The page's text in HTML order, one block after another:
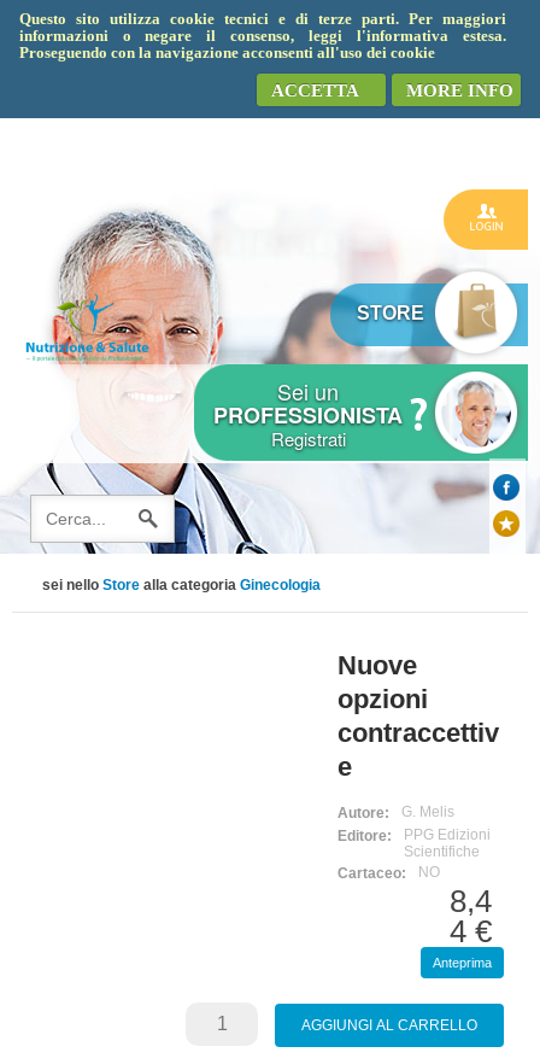
Questo sito utilizza cookie tecnici e di terze parti. Per maggiori
informazioni o negare il consenso, leggi l'informativa estesa.
Proseguendo con la navigazione acconsenti all'uso dei cookie
MORE INFO
ACCETTA
STORE
Sei un
PROFESSIONISTA
Registrati
sei nello Store alla categoria Ginecologia
Nuove
opzioni
contraccettiv
e
Autore:
G. Melis
Editore:
PPG Edizioni
Scientifiche
Cartaceo:
NO
8,4
4 €
Prezzo
o di IVA
Anteprima